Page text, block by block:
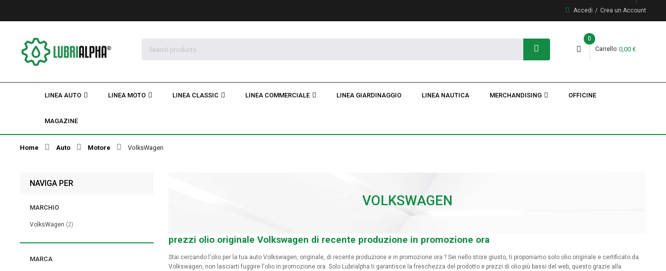
Accedi Crea un Account
Carrello
0
0,00 €
LINEA AUTO LINEA MOTO LINEA CLASSIC LINEA COMMERCIALE LINEA GIARDINAGGIO LINEA NAUTICA MERCHANDISING OFFICINE
MAGAZINE
Home Auto Motore VolksWagen
VOLKSWAGEN
prezzi olio originale Volkswagen di recente produzione in promozione ora
Stai cercando l'olio per la tua auto Volkswagen, originale, di recente produzione e in promozione ora ? Sei nello store giusto, ti proponiamo solo olio originale e certificato da
Volkswagen, non lasciarti fuggire l'olio in promozione ora. Solo Lubrialpha ti garantisce la freschezza del prodotto e prezzi di olio più bassi del web, questo grazie alla
NAVIGA PER
MARCHIO
VolksWagen 2elementi
MARCA